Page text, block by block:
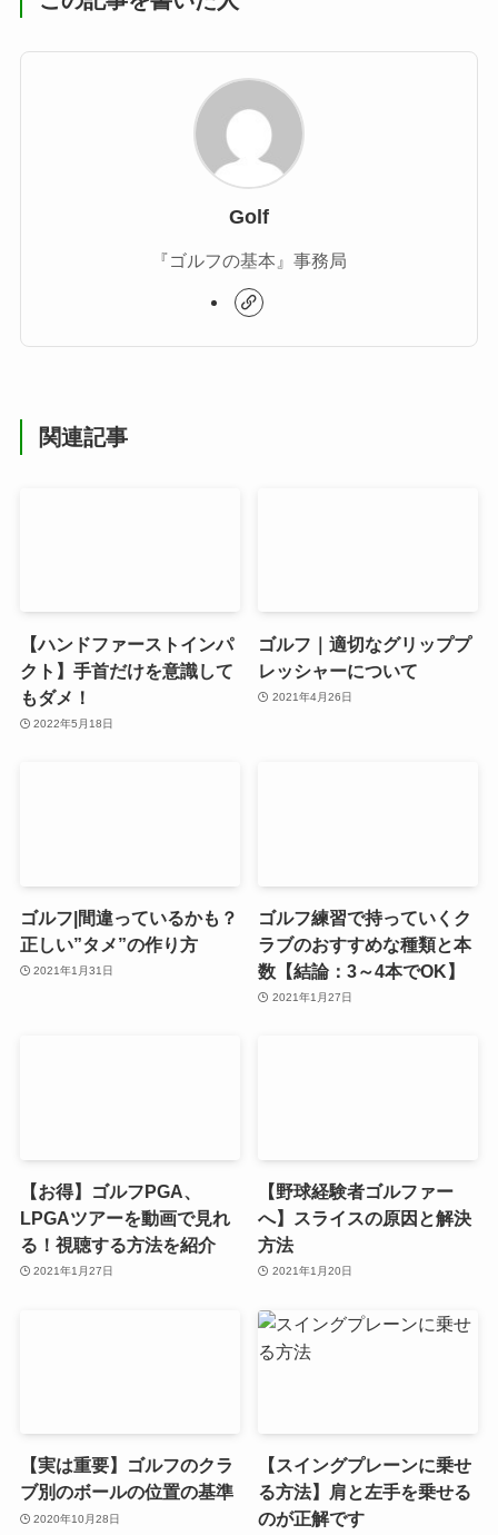
Golf
『ゴルフの基本』事務局
関連記事
【ハンドファーストインパ
クト】手首だけを意識して
もダメ！
2022年5月18日
ゴルフ｜適切なグリッププ
レッシャーについて
2021年4月26日
ゴルフ|間違っているかも？
正しい”タメ”の作り方
2021年1月31日
ゴルフ練習で持っていくク
ラブのおすすめな種類と本
数【結論：3～4本でOK】
2021年1月27日
【お得】ゴルフPGA、
LPGAツアーを動画で見れ
る！視聴する方法を紹介
2021年1月27日
【野球経験者ゴルファー
へ】スライスの原因と解決
方法
2021年1月20日
【実は重要】ゴルフのクラ
ブ別のボールの位置の基準
2020年10月28日
【スイングプレーンに乗せ
る方法】肩と左手を乗せる
のが正解です